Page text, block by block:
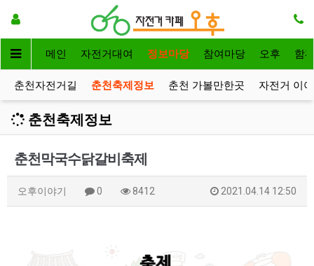
메인 자전거대여 정보마당 참여마당 오후 함
춘천자전거길 춘천축제정보 춘천 가볼만한곳 자전거 이
춘천축제정보
춘천막국수닭갈비축제
오후이야기 0 8412 2021.04.14 12:50